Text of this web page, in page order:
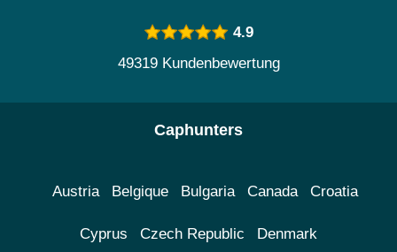
4.9
49319 Kundenbewertung
Caphunters
Austria Belgique Bulgaria Canada Croatia
Cyprus Czech Republic Denmark